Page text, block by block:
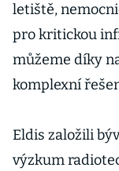
letiště,
pro kritickou
můžeme díky
komplexní
Eldis založili
výzkum